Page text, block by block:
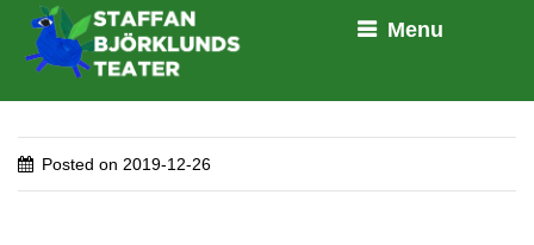
Menu
Posted on 2019-12-26